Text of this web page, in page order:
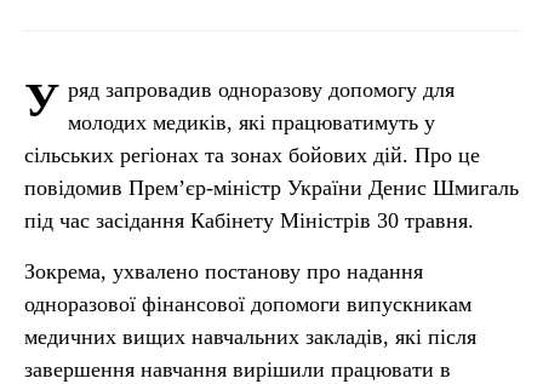
У ряд запровадив одноразову допомогу для
молодих медиків, які працюватимуть у
сільських регіонах та зонах бойових дій. Про це
повідомив Прем’єр-міністр України Денис Шмигаль
під час засідання Кабінету Міністрів 30 травня.
Зокрема, ухвалено постанову про надання
одноразової фінансової допомоги випускникам
медичних вищих навчальних закладів, які після
завершення навчання вирішили працювати в